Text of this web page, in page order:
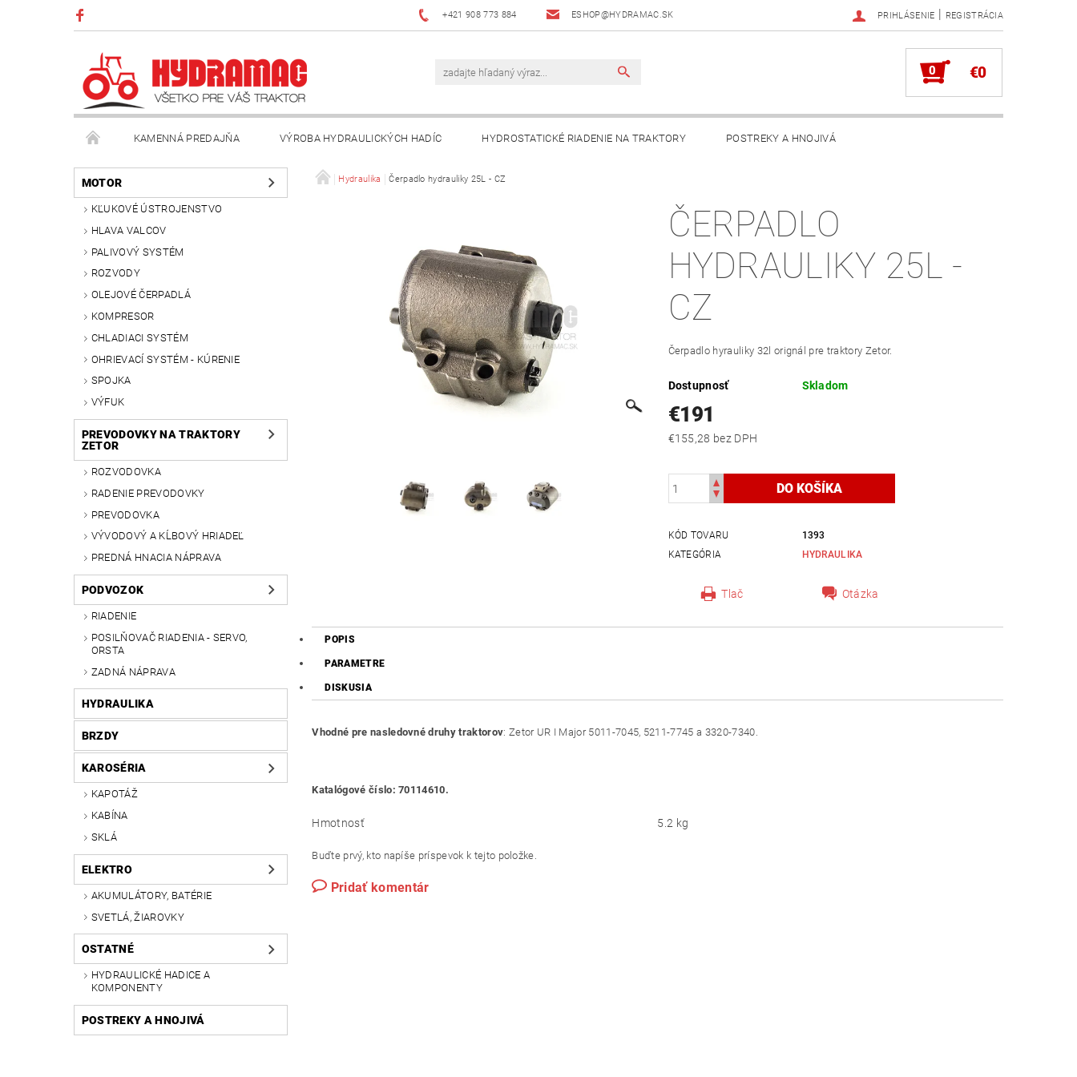
+421 908 773 884 ESHOP@HYDRAMAC.SK PRIHLÁSENIE | REGISTRÁCIA
0 €0
KAMENNÁ PREDAJŇA VÝROBA HYDRAULICKÝCH HADÍC HYDROSTATICKÉ RIADENIE NA TRAKTORY POSTREKY A HNOJIVÁ
VŠEOBECNÉ OBCHODNÉ PODMIENKY KONTAKT AKO NAKUPOVAŤ?
MOTOR
KĽUKOVÉ ÚSTROJENSTVO
HLAVA VALCOV
PALIVOVÝ SYSTÉM
ROZVODY
OLEJOVÉ ČERPADLÁ
KOMPRESOR
CHLADIACI SYSTÉM
OHRIEVACÍ SYSTÉM - KÚRENIE
SPOJKA
VÝFUK
PREVODOVKY NA TRAKTORY
ZETOR
ROZVODOVKA
RADENIE PREVODOVKY
PREVODOVKA
VÝVODOVÝ A KĹBOVÝ HRIADEĽ
PREDNÁ HNACIA NÁPRAVA
PODVOZOK
RIADENIE
POSILŇOVAČ RIADENIA - SERVO,
ORSTA
ZADNÁ NÁPRAVA
HYDRAULIKA
BRZDY
KAROSÉRIA
KAPOTÁŽ
KABÍNA
SKLÁ
ELEKTRO
AKUMULÁTORY, BATÉRIE
SVETLÁ, ŽIAROVKY
OSTATNÉ
HYDRAULICKÉ HADICE A
KOMPONENTY
POSTREKY A HNOJIVÁ
Hydraulika Čerpadlo hydrauliky 25L - CZ
ČERPADLO
HYDRAULIKY 25L -
CZ
Čerpadlo hyrauliky 32l orignál pre traktory Zetor.
Dostupnosť Skladom
€191
€155,28 bez DPH
KÓD TOVARU
1393
KATEGÓRIA
HYDRAULIKA
Tlač Otázka
POPIS
PARAMETRE
DISKUSIA
Vhodné pre nasledovné druhy traktorov: Zetor UR I Major 5011-7045, 5211-7745 a 3320-7340.
Katalógové číslo: 70114610.
Hmotnosť 5.2 kg
Buďte prvý, kto napíše príspevok k tejto položke.
Pridať komentár